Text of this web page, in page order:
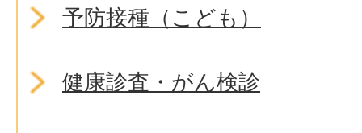
予防接種（こども）
健康診査・がん検診